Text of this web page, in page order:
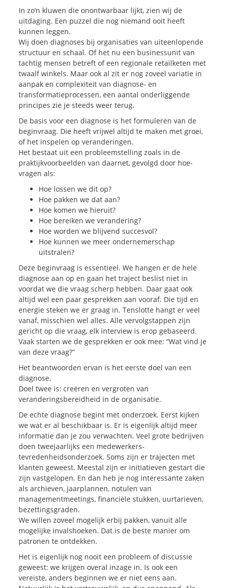
In zo’n kluwen die onontwarbaar lijkt, zien wij de
uitdaging. Een puzzel die nog niemand ooit heeft
kunnen leggen.
Wij doen diagnoses bij organisaties van uiteenlopende
structuur en schaal. Of het nu een businessunit van
tachtig mensen betreft of een regionale retailketen met
twaalf winkels. Maar ook al zit er nog zoveel variatie in
aanpak en complexiteit van diagnose- en
transformatieprocessen, een aantal onderliggende
principes zie je steeds weer terug.
De basis voor een diagnose is het formuleren van de
beginvraag. Die heeft vrijwel altijd te maken met groei,
of het inspelen op veranderingen.
Het bestaat uit een probleemstelling zoals in de
praktijkvoorbeelden van daarnet, gevolgd door hoe-
vragen als:
Hoe lossen we dit op?
Hoe pakken we dat aan?
Hoe komen we hieruit?
Hoe bereiken we verandering?
Hoe worden we blijvend succesvol?
Hoe kunnen we meer ondernemerschap
uitstralen?
Deze beginvraag is essentieel. We hangen er de hele
diagnose aan op en gaan het traject beslist niet in
voordat we die vraag scherp hebben. Daar gaat ook
altijd wel een paar gesprekken aan vooraf. Die tijd en
energie steken we er graag in. Tenslotte hangt er veel
vanaf, misschien wel alles. Alle vervolgstappen zijn
gericht op die vraag, elk interview is erop gebaseerd.
Vaak starten we de gesprekken er ook mee: “Wat vind je
van deze vraag?”
Het beantwoorden ervan is het eerste doel van een
diagnose.
Doel twee is: creëren en vergroten van
veranderingsbereidheid in de organisatie.
De echte diagnose begint met onderzoek. Eerst kijken
we wat er al beschikbaar is. Er is eigenlijk altijd meer
informatie dan je zou verwachten. Veel grote bedrijven
doen tweejaarlijks een medewerkers-
tevredenheidsonderzoek. Soms zijn er trajecten met
klanten geweest. Meestal zijn er initiatieven gestart die
zijn vastgelopen. En dan heb je nog interessante zaken
als archieven, jaarplannen, notulen van
managementmeetings, financiële stukken, uurtarieven,
bezettingsgraden.
We willen zoveel mogelijk erbij pakken, vanuit alle
mogelijke invalshoeken. Dat is de beste manier om
patronen te ontdekken.
Het is eigenlijk nog nooit een probleem of discussie
geweest: we krijgen overal inzage in. Is ook een
vereiste, anders beginnen we er niet eens aan.